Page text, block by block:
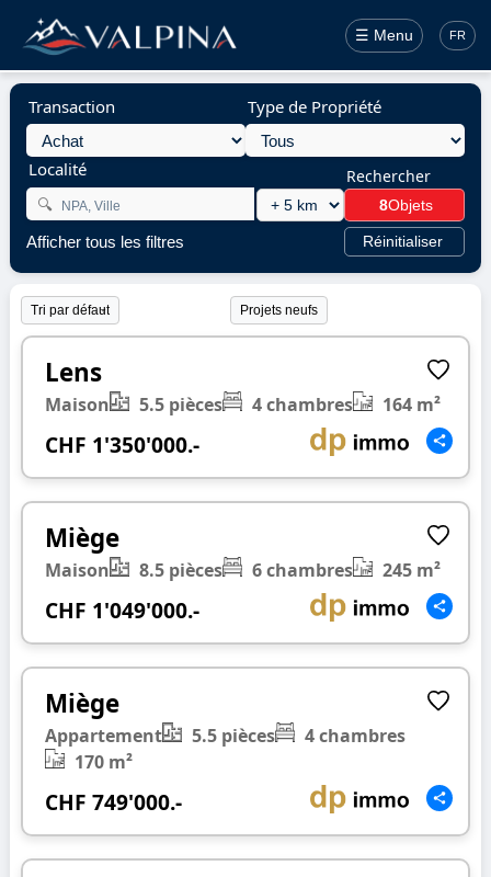
☰ Menu FR
Transaction Type de Propriété
Localité
🔍
Rechercher
8Objets
Afficher tous les filtres Réinitialiser
Projets neufs
1/34
Lens
Maison 5.5 pièces 4 chambres 164 m²
CHF 1'350'000.-
Miège
Maison 8.5 pièces 6 chambres 245 m²
CHF 1'049'000.-
Miège
Appartement 5.5 pièces
4 chambres
170 m²
CHF 749'000.-